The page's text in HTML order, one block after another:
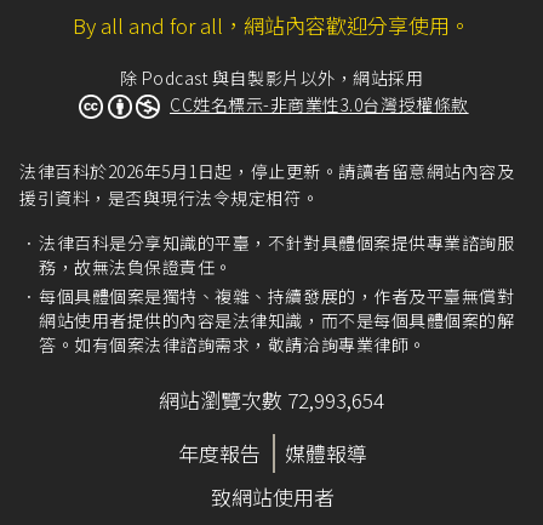
By all and for all，網站內容歡迎分享使用。
除 Podcast 與自製影片以外，網站採用
CC姓名標示-非商業性3.0台灣授權條款
法律百科於2026年5月1日起，停止更新。請讀者留意網站內容及
援引資料，是否與現行法令規定相符。
法律百科是分享知識的平臺，不針對具體個案提供專業諮詢服
務，故無法負保證責任。
每個具體個案是獨特、複雜、持續發展的，作者及平臺無償對
網站使用者提供的內容是法律知識，而不是每個具體個案的解
答。如有個案法律諮詢需求，敬請洽詢專業律師。
網站瀏覽次數 72,993,654
年度報告
媒體報導
致網站使用者